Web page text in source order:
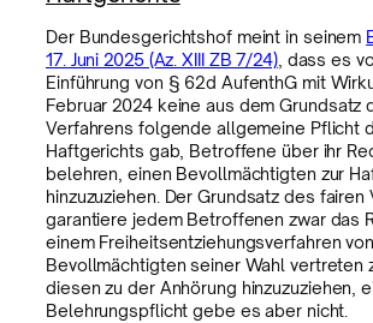
Der Bundesgerichtshof meint in seinem
17. Juni 2025 (Az. XIII ZB 7/24), dass es
Einführung von § 62d AufenthG mit
Februar 2024 keine aus dem Grundsatz
Verfahrens folgende allgemeine Pflicht
Haftgerichts gab, Betroffene über ihr
belehren, einen Bevollmächtigten zur
hinzuzuziehen. Der Grundsatz des fairen
garantiere jedem Betroffenen zwar das
einem Freiheitsentziehungsverfahren
Bevollmächtigten seiner Wahl vertreten
diesen zu der Anhörung hinzuzuziehen,
Belehrungspflicht gebe es aber nicht.